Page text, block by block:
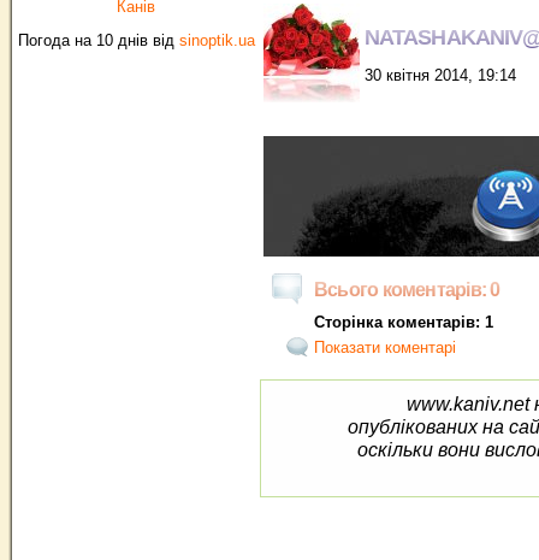
Канів
Погода на 10 днів від sinoptik.ua
30 квітня 2014, 19:14
Всього коментарів: 0
Сторінка коментарів: 1
Показати коментарі
www.kaniv.net
опублікованих на
оскільки вони